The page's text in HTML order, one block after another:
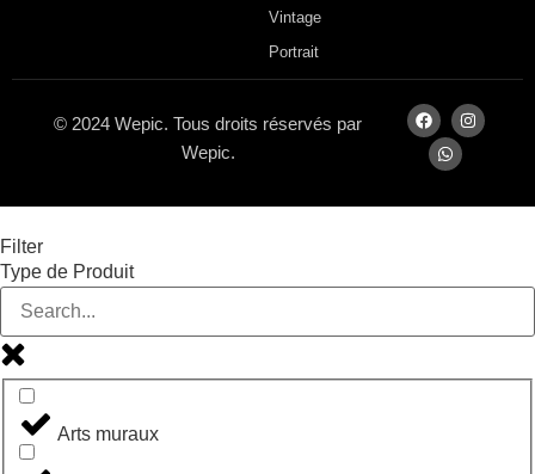
Vintage
Portrait
© 2024 Wepic. Tous droits réservés par
Wepic.
Filter
Type de Produit
Arts muraux